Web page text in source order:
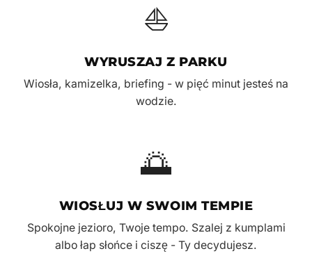
⛵
WYRUSZAJ Z PARKU
Wiosła, kamizelka, briefing - w pięć minut jesteś na
wodzie.
🌅
WIOSŁUJ W SWOIM TEMPIE
Spokojne jezioro, Twoje tempo. Szalej z kumplami
albo łap słońce i ciszę - Ty decydujesz.